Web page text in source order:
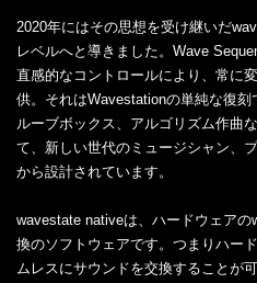
2020年にはその思想を受け継いだ
レベルへと導きました。Wave
直感的なコントロールにより、常に
供。それはWavestationの単純な復
ルーブボックス、アルゴリズム作曲
て、新しい世代のミュージシャン、
から設計されています。
wavestate nativeは、ハードウェア
換のソフトウェアです。つまりハー
ムレスにサウンドを交換することが